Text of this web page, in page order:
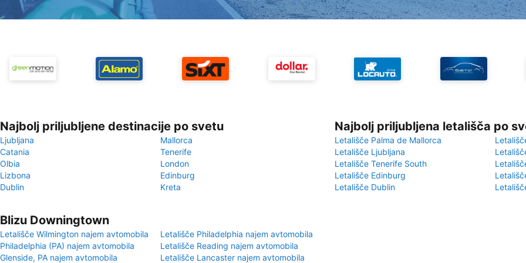
Najbolj priljubljene destinacije po svetu
Ljubljana
Mallorca
Catania
Tenerife
Olbia
London
Lizbona
Edinburg
Dublin
Kreta
Najbolj priljubljena letališča po
Letališče Palma de Mallorca
Letališče Ljubljana
Letališče Tenerife South
Letališče Edinburg
Letališče Dublin
Blizu Downingtown
Letališče Wilmington najem avtomobila
Letališče Philadelphia najem avtomobila
Philadelphia (PA) najem avtomobila
Letališče Reading najem avtomobila
Glenside, PA najem avtomobila
Letališče Lancaster najem avtomobila